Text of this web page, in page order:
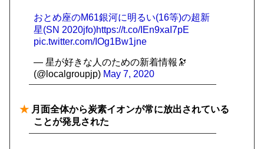
おとめ座のM61銀河に明るい(16等)の超新
星(SN 2020jfo)https://t.co/IEn9xaI7pE
pic.twitter.com/IOg1Bw1jne
— 星が好きな人のための新着情報🔭
(@localgroupjp) May 7, 2020
★ 月面全体から炭素イオンが常に放出されている
ことが発見された